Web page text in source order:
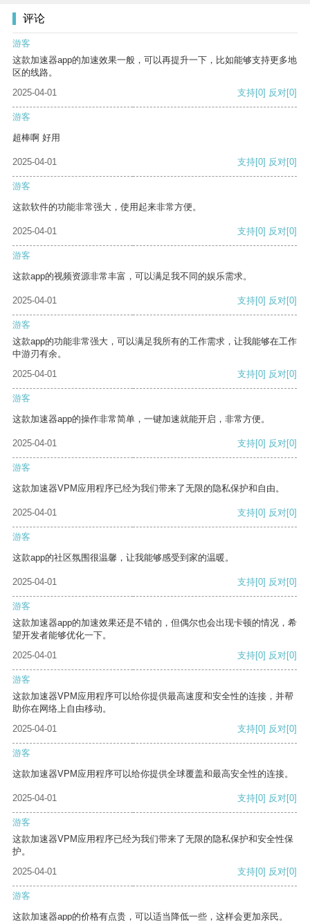
评论
游客
这款加速器app的加速效果一般，可以再提升一下，比如能够支持更多地
区的线路。
2025-04-01
支持[0] 反对[0]
游客
超棒啊 好用
2025-04-01 支持[0] 反对[0]
游客
这款软件的功能非常强大，使用起来非常方便。
2025-04-01 支持[0] 反对[0]
游客
这款app的视频资源非常丰富，可以满足我不同的娱乐需求。
2025-04-01 支持[0] 反对[0]
游客
这款app的功能非常强大，可以满足我所有的工作需求，让我能够在工作
中游刃有余。
2025-04-01
支持[0] 反对[0]
游客
这款加速器app的操作非常简单，一键加速就能开启，非常方便。
2025-04-01 支持[0] 反对[0]
游客
这款加速器VPM应用程序已经为我们带来了无限的隐私保护和自由。
2025-04-01 支持[0] 反对[0]
游客
这款app的社区氛围很温馨，让我能够感受到家的温暖。
2025-04-01 支持[0] 反对[0]
游客
这款加速器app的加速效果还是不错的，但偶尔也会出现卡顿的情况，希
望开发者能够优化一下。
2025-04-01
支持[0] 反对[0]
游客
这款加速器VPM应用程序可以给你提供最高速度和安全性的连接，并帮
助你在网络上自由移动。
2025-04-01
支持[0] 反对[0]
游客
这款加速器VPM应用程序可以给你提供全球覆盖和最高安全性的连接。
2025-04-01 支持[0] 反对[0]
游客
这款加速器VPM应用程序已经为我们带来了无限的隐私保护和安全性保
护。
2025-04-01
支持[0] 反对[0]
游客
这款加速器app的价格有点贵，可以适当降低一些，这样会更加亲民。